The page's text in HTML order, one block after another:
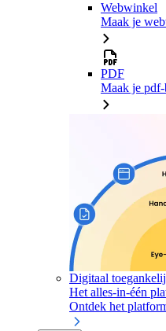
Webwinkel
Maak je
PDF
Maak je
Digitaal
Het alles-in-één
Ontdek het